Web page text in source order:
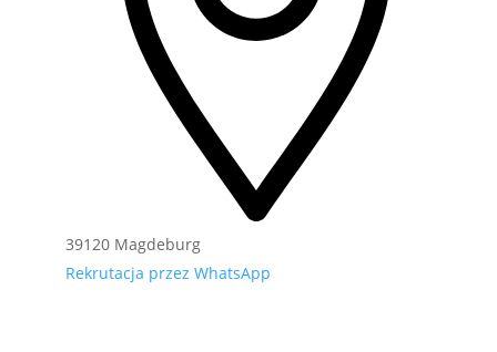
39120 Magdeburg
Rekrutacja przez WhatsApp